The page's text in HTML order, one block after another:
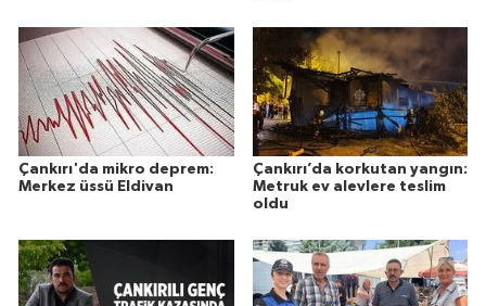
Çankırı'da mikro deprem:
Merkez üssü Eldivan
Çankırı’da korkutan yangın:
Metruk ev alevlere teslim
oldu